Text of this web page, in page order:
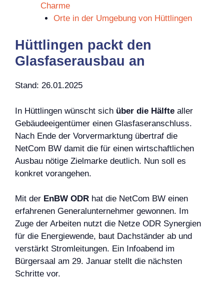
Charme
Orte in der Umgebung von Hüttlingen
Hüttlingen packt den
Glasfaserausbau an
Stand: 26.01.2025
In Hüttlingen wünscht sich über die Hälfte aller
Gebäudeeigentümer einen Glasfaseranschluss.
Nach Ende der Vorvermarktung übertraf die
NetCom BW damit die für einen wirtschaftlichen
Ausbau nötige Zielmarke deutlich. Nun soll es
konkret vorangehen.
Mit der EnBW ODR hat die NetCom BW einen
erfahrenen Generalunternehmer gewonnen. Im
Zuge der Arbeiten nutzt die Netze ODR Synergien
für die Energiewende, baut Dachständer ab und
verstärkt Stromleitungen. Ein Infoabend im
Bürgersaal am 29. Januar stellt die nächsten
Schritte vor.